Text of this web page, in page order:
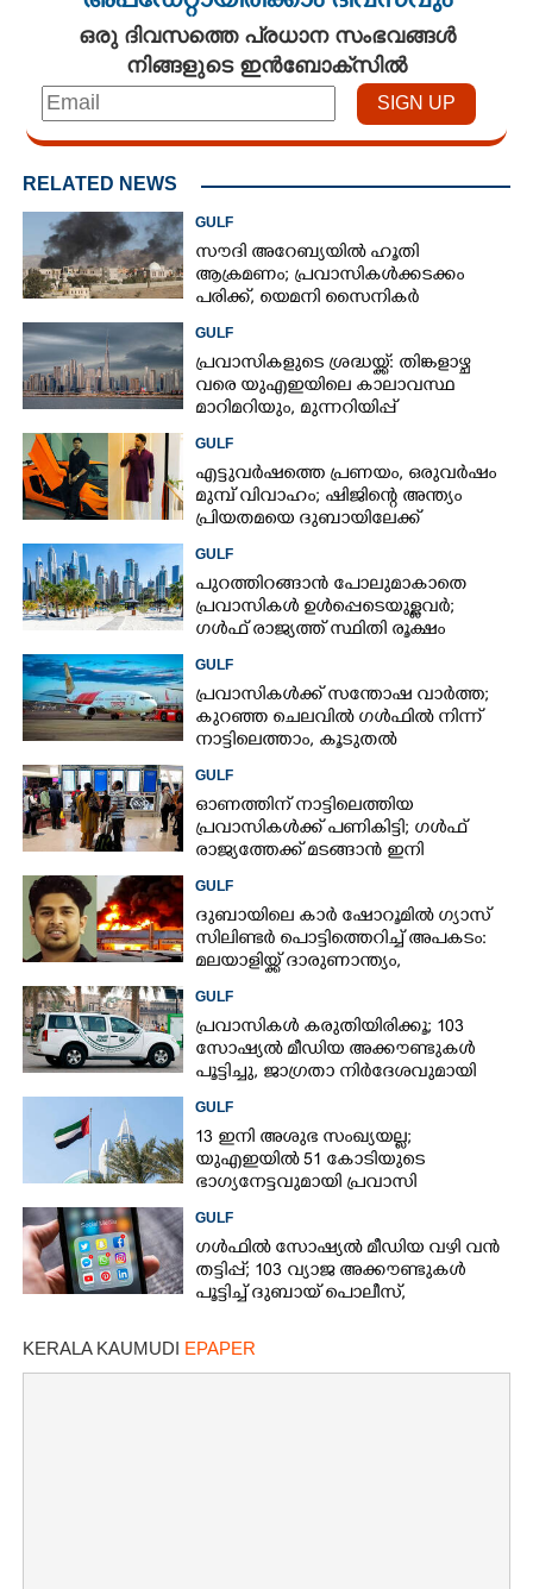
ഒരു ദിവസത്തെ പ്രധാന സംഭവങ്ങൾ
നിങ്ങളുടെ ഇൻബോക്സിൽ
RELATED NEWS
GULF
സൗദി അറേബ്യയിൽ ഹൂതി
ആക്രമണം; പ്രവാസികൾക്കടക്കം
പരിക്ക്, യെമനി സൈനികർ
GULF
പ്രവാസികളുടെ ശ്രദ്ധയ്ക്ക്: തിങ്കളാഴ്ച
വരെ യുഎഇയിലെ കാലാവസ്ഥ
മാറിമറിയും, മുന്നറിയിപ്പ്
GULF
എട്ടുവർഷത്തെ പ്രണയം,​ ഒരുവർഷം
മുമ്പ് വിവാഹം; ഷിജിന്റെ അന്ത്യം
പ്രിയതമയെ ദുബായിലേക്ക്
GULF
പുറത്തിറങ്ങാൻ പോലുമാകാതെ
പ്രവാസികൾ ഉൾപ്പെടെയുള്ളവർ;
ഗൾഫ് രാജ്യത്ത് സ്ഥിതി രൂക്ഷം
GULF
പ്രവാസികൾക്ക് സന്തോഷ വാർത്ത;
കുറഞ്ഞ ചെലവിൽ ഗൾഫിൽ നിന്ന്
നാട്ടിലെത്താം,​ കൂടുതൽ
എക്സ്പ്രസ്
GULF
ഓണത്തിന് നാട്ടിലെത്തിയ
പ്രവാസികൾക്ക് പണികിട്ടി; ഗൾഫ്
രാജ്യത്തേക്ക് മടങ്ങാൻ ഇനി
GULF
ദുബായിലെ കാർ ഷോറൂമിൽ ഗ്യാസ്
സിലിണ്ടർ പൊട്ടിത്തെറിച്ച് അപകടം:
മലയാളിയ്ക്ക് ദാരുണാന്ത്യം,
GULF
പ്രവാസികൾ കരുതിയിരിക്കൂ; 103
സോഷ്യൽ മീഡിയ അക്കൗണ്ടുകൾ
പൂട്ടിച്ചു, ജാഗ്രതാ നിർദേശവുമായി
GULF
13 ഇനി അശുഭ സംഖ്യയല്ല;
യുഎഇയിൽ 51 കോടിയുടെ
ഭാഗ്യനേട്ടവുമായി പ്രവാസി
GULF
ഗൾഫിൽ സോഷ്യൽ മീഡിയ വഴി വൻ
തട്ടിപ്പ്; 103 വ്യാജ അക്കൗണ്ടുകൾ
പൂട്ടിച്ച് ദുബായ് പൊലീസ്,
KERALA KAUMUDI EPAPER